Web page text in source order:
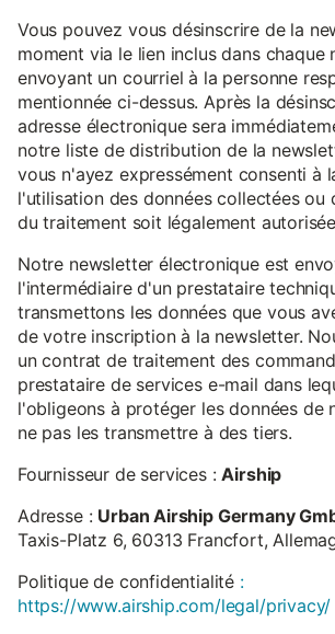
Vous pouvez vous désinscrire de la
moment via le lien inclus dans chaque
envoyant un courriel à la personne
mentionnée ci-dessus. Après la
adresse électronique sera
notre liste de distribution de la
vous n'ayez expressément consenti à
l'utilisation des données collectées ou
du traitement soit légalement
Notre newsletter électronique est
l'intermédiaire d'un prestataire
transmettons les données que vous
de votre inscription à la newsletter.
un contrat de traitement des
prestataire de services e-mail dans
l'obligeons à protéger les données de
ne pas les transmettre à des tiers.
Fournisseur de services :Airship
Adresse : Urban Airship Germany
Taxis-Platz 6, 60313 Francfort,
Politique de confidentialité :
https://www.airship.com/legal/privacy/